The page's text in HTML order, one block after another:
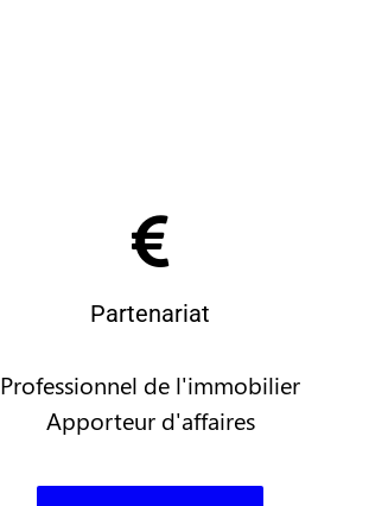
Partenariat
Professionnel de l'immobilier
Apporteur d'affaires